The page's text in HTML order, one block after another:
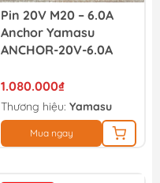
Pin 20V M20 – 6.0A
Anchor Yamasu
ANCHOR-20V-6.0A
1.080.000₫
Thương hiệu: Yamasu
Mua ngay